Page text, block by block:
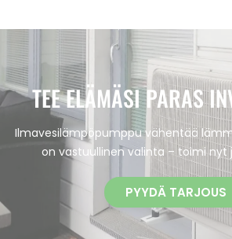
TEE ELÄMÄSI PARAS
Ilmavesilämpöpumppu vähentää
on vastuullinen valinta – toimi nyt
PYYDÄ TARJOUS